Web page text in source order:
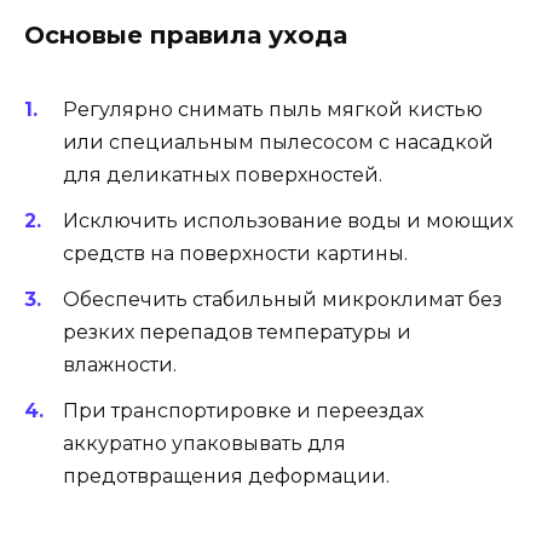
Основые правила ухода
Регулярно снимать пыль мягкой кистью
или специальным пылесосом с насадкой
для деликатных поверхностей.
Исключить использование воды и моющих
средств на поверхности картины.
Обеспечить стабильный микроклимат без
резких перепадов температуры и
влажности.
При транспортировке и переездах
аккуратно упаковывать для
предотвращения деформации.